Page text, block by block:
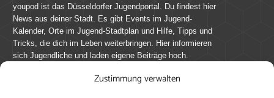
Zustimmung verwalten
youpod ist das Düsseldorfer Jugendportal. Du findest hier
News aus deiner Stadt. Es gibt Events im Jugend-
Kalender, Orte im Jugend-Stadtplan und Hilfe, Tipps und
Tricks, die dich im Leben weiterbringen. Hier informieren
sich Jugendliche und laden eigene Beiträge hoch.